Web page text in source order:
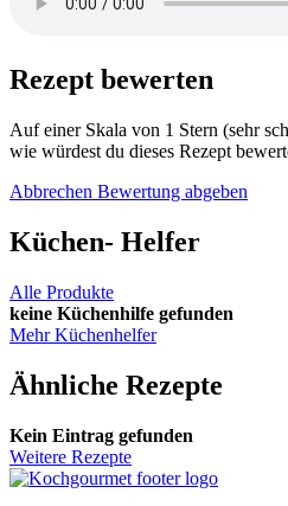
Rezept bewerten
Auf einer Skala von 1 Stern (sehr
wie würdest du dieses Rezept
Abbrechen Bewertung abgeben
Küchen- Helfer
Alle Produkte
keine Küchenhilfe gefunden
Mehr Küchenhelfer
Ähnliche Rezepte
Kein Eintrag gefunden
Weitere Rezepte